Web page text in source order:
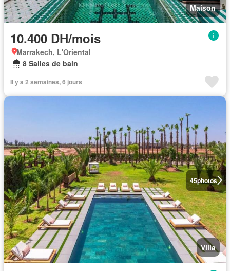
Maison
10.400 DH/mois
Marrakech, L'Oriental
8 Salles de bain
Il y a 2 semaines, 6 jours
45photos
Villa